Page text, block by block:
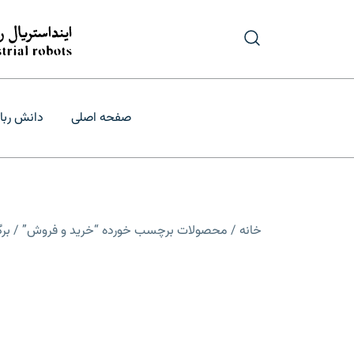
فروش و
درگاه تأمین و
صفحه اصلی دانش
خانه / محصولات برچسب خورده “خرید و فروش” /